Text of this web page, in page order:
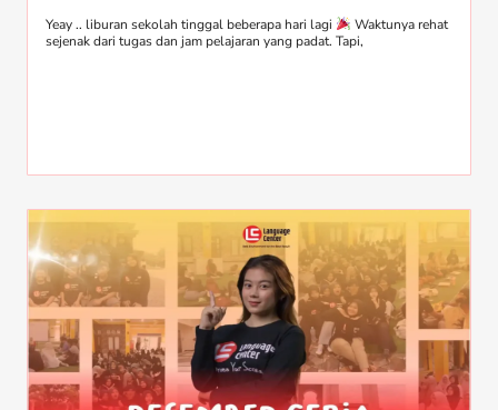
Yeay .. liburan sekolah tinggal beberapa hari lagi
Waktunya rehat
sejenak dari tugas dan jam pelajaran yang padat. Tapi,